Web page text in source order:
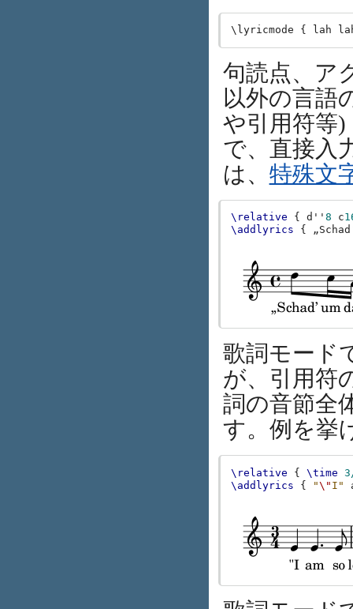
句読点、ア
以外の言語
や引用符等
で、直接入
は、 特殊文
\relative { d''8 c
\addlyrics
{
歌詞モード
が、引用符
詞の音節全
す。例を挙
\relative { \time
\addlyrics
{ "\" I"